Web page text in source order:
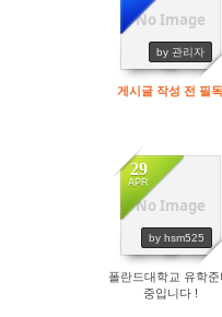
No Image
by 관리자
14224
게시글 작성 전 필독
No Image
29
APR
by hsm525
3553
폴란드대학교 유학준
중입니다 !